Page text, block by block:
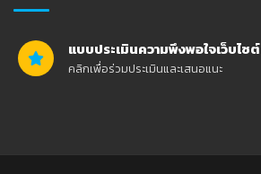
แบบประเมินความพึงพอใจเว็บไซต์
คลิกเพื่อร่วมประเมินและเสนอแนะ